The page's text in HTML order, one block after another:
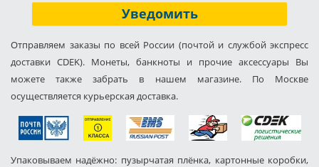
Уведомить
Отправляем заказы по всей России (почтой и службой экспресс
доставки CDEK). Монеты, банкноты и прочие аксессуары Вы
можете также забрать в нашем магазине. По Москве
осуществляется курьерская доставка.
Упаковываем надёжно: пузырчатая плёнка, картонные коробки,